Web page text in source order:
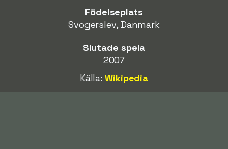
Födelseplats
Svogerslev, Danmark
Slutade spela
2007
Källa:Wikipedia